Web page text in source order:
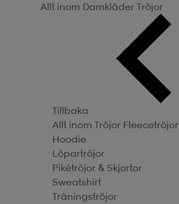
Allt inom Damkläder Tröjor
Tillbaka
Allt inom Tröjor Fleecetröjor
Hoodie
Löpartröjor
Pikétröjor & Skjortor
Sweatshirt
Träningströjor